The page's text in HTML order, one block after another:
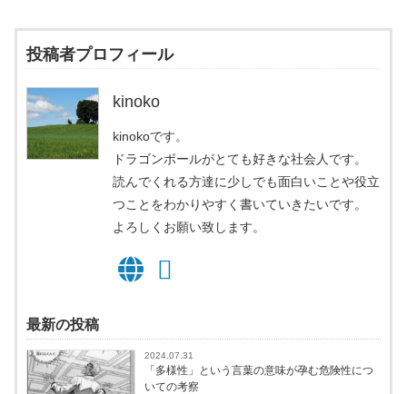
投稿者プロフィール
kinoko
kinokoです。
ドラゴンボールがとても好きな社会人です。
読んでくれる方達に少しでも面白いことや役立
つことをわかりやすく書いていきたいです。
よろしくお願い致します。
最新の投稿
2024.07.31
「多様性」という言葉の意味が孕む危険性につ
いての考察